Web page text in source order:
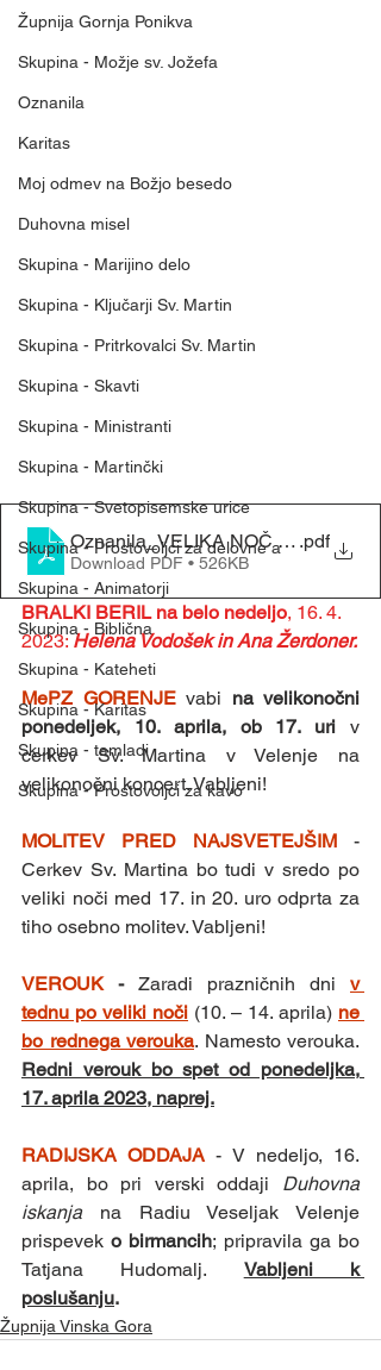
Župnija Gornja Ponikva
Skupina - Možje sv. Jožefa
Oznanila
Karitas
Moj odmev na Božjo besedo
Duhovna misel
Skupina - Marijino delo
Skupina - Ključarji Sv. Martin
Skupina - Pritrkovalci Sv. Martin
Skupina - Skavti
Skupina - Ministranti
Skupina - Martinčki
Skupina - Svetopisemske urice
Skupina - Prostovoljci za delovne a
Skupina - Animatorji
Skupina - Biblična
Skupina - Kateheti
Skupina - Karitas
Skupina - tamladi
Skupina - Prostovoljci za kavo
Oznanila_VELIKA NOČ (09. 04.
.pdf
Download PDF • 526KB
BRALKI BERIL na belo nedeljo, 16. 4.
2023: Helena Vodošek in Ana Žerdoner.
MePZ GORENJE vabi na velikonočni
ponedeljek, 10. aprila, ob 17. uri v
cerkev Sv. Martina v Velenje na
velikonočni koncert. Vabljeni!
MOLITEV PRED NAJSVETEJŠIM -
Cerkev Sv. Martina bo tudi v sredo po
veliki noči med 17. in 20. uro odprta za
tiho osebno molitev. Vabljeni!
VEROUK - Zaradi prazničnih dni v
tednu po veliki noči (10. – 14. aprila) ne
bo rednega verouka
Redni verouk bo spet od ponedeljka,
17. aprila 2023, naprej.
RADIJSKA ODDAJA - V nedeljo, 16.
aprila, bo pri verski oddaji Duhovna
iskanja na Radiu Veseljak Velenje
prispevek o birmancih; pripravila ga bo
Tatjana Hudomalj. Vabljeni k
poslušanju.
Župnija Vinska Gora